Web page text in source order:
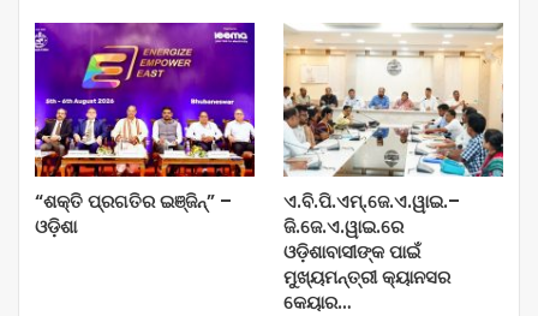
“ଶକ୍ତି ପ୍ରଗତିର ଇଞ୍ଜିନ୍” –
ଓଡ଼ିଶା
ଏ.ବି.ପି.ଏମ୍.ଜେ.ଏ.ୱାଇ.–
ଜି.ଜେ.ଏ.ୱାଇ.ରେ
ଓଡ଼ିଶାବାସୀଙ୍କ ପାଇଁ
ମୁଖ୍ୟମନ୍ତ୍ରୀ କ୍ୟାନସର
କେୟାର…